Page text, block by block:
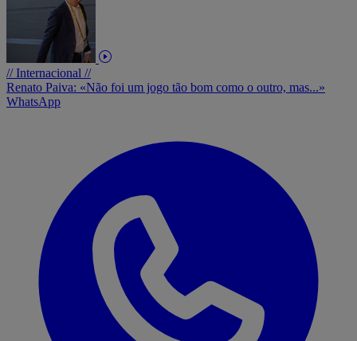
// Internacional //
Renato Paiva: «Não foi um jogo tão bom como o outro, mas...»
WhatsApp